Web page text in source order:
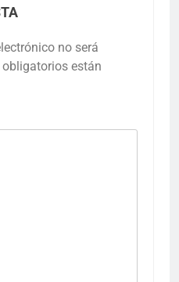
no será
están